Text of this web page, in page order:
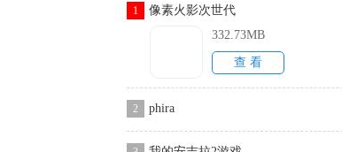
1
像素火影次世代
332.73MB
查 看
2 phira